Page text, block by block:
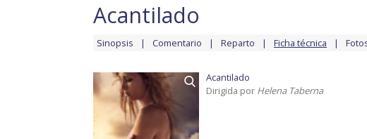
Acantilado
Sinopsis Comentario Reparto Ficha técnica
Acantilado
Dirigida por Helena Taberna